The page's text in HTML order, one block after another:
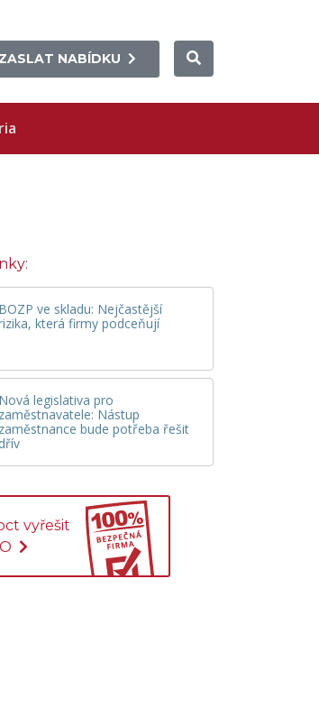
NABÍDKU
BOZP ve skladu: Nejčastější
která firmy podceňují
Nová legislativa pro
zaměstnavatele: Nástup
zaměstnance bude potřeba řešit
dřív
vyřešit